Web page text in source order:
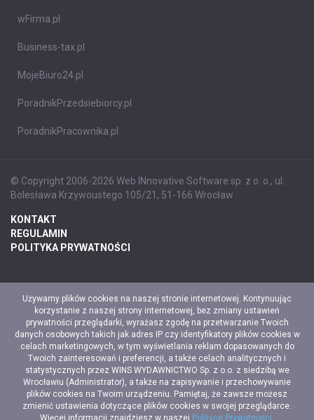
wFirma.pl
Business-tax.pl
MojeBiuro24.pl
PoradnikPrzedsiebiorcy.pl
PoradnikPracownika.pl
© Copyright 2006-2026 Web INnovative Software sp. z o. o., ul.
Bolesława Krzywoustego 105/21, 51-166 Wrocław
KONTAKT
REGULAMIN
POLITYKA PRYWATNOŚCI
Używamy plików cookies na naszej stronie internetowej. Kontynuując
korzystanie z naszej strony internetowej, bez zmiany ustawień
prywatności przeglądarki, wyrażasz zgodę na przetwarzanie Twoich
danych osobowych takich jak adres IP czy identyfikatory plików cookies w
celach marketingowych, w tym wyświetlania reklam dopasowanych do
Twoich zainteresowań i preferencji, a także celach analitycznych i
statystycznych przez WINS WYDAWNICTWO Sp. z o.o. z siedzibą we
Wrocławiu (Administrator), a także na zapisywanie i przechowywanie
plików cookies na Twoim urządzeniu. Pamiętaj, że zawsze możesz
zmienić ustawienia dotyczące plików cookies w swojej przeglądarce.
Więcej informacji znajdziesz w naszej Polityce Prywatności